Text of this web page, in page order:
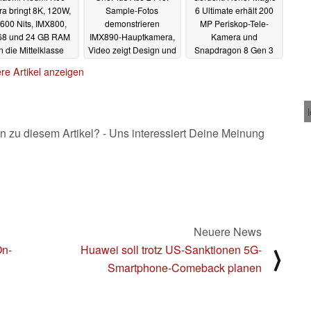
bringt 8K, 120W,
Nits, IMX800,
und 24 GB RAM
die Mittelklasse
Sample-Fotos
demonstrieren
IMX890-Hauptkamera,
Video zeigt Design und
6 Ultimate erhält 200
MP Periskop-Tele-
Kamera und
Snapdragon 8 Gen 3
Artikel anzeigen
zu diesem Artikel? - Uns interessiert Deine Meinung
Neuere News
Huawei soll trotz US-Sanktionen 5G-
Smartphone-Comeback planen
⟩